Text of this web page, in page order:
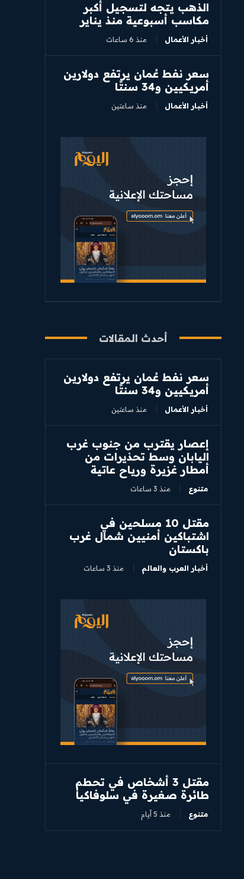
الذهب يتجه لتسجيل أكبر
مكاسب أسبوعية منذ يناير
أخبار الأعمال منذ 6 ساعات
سعر نفط عُمان يرتفع دولارين
أمريكيين و34 سنتًا
أخبار الأعمال منذ ساعتين
أحدث المقالات
سعر نفط عُمان يرتفع دولارين
أمريكيين و34 سنتًا
أخبار الأعمال منذ ساعتين
إعصار يقترب من جنوب غرب
اليابان وسط تحذيرات من
أمطار غزيرة ورياح عاتية
متنوع منذ 3 ساعات
مقتل 10 مسلحين في
اشتباكين أمنيين شمال غرب
باكستان
أخبار العرب والعالم منذ 3 ساعات
مقتل 3 أشخاص في تحطم
طائرة صغيرة في سلوفاكيا
متنوع منذ 5 أيام